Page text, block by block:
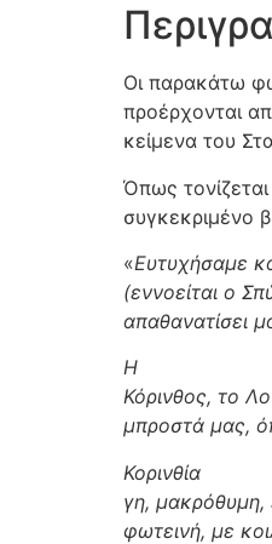
Οι παρακάτω
προέρχονται
κείμενα του
Όπως
συγκεκριμένο
«Ευτυχήσαμε
(εννοείται ο
απαθανατίσει
Η
Κόρινθος, το
μπροστά μας,
Κορινθία
γη, μακρόθυμη,
φωτεινή, με